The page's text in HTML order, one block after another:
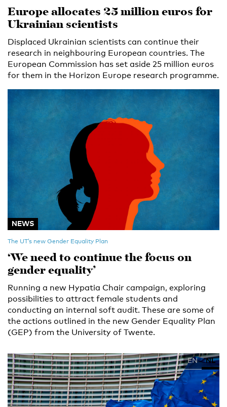
Europe allocates 25 million euros for
Ukrainian scientists
Displaced Ukrainian scientists can continue their
research in neighbouring European countries. The
European Commission has set aside 25 million euros
for them in the Horizon Europe research programme.
NEWS
The UT’s new Gender Equality Plan
‘We need to continue the focus on
gender equality’
Running a new Hypatia Chair campaign, exploring
possibilities to attract female students and
conducting an internal soft audit. These are some of
the actions outlined in the new Gender Equality Plan
(GEP) from the University of Twente.
EN NL